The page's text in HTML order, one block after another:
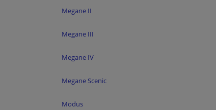
Megane II
Megane III
Megane IV
Megane Scenic
Modus